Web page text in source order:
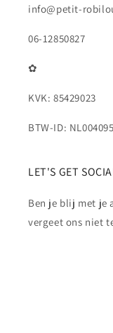
info@petit-
06-12850827
✿
KVK: 85429023
BTW-ID:
LET'S GET
Ben je blij met je
vergeet ons niet